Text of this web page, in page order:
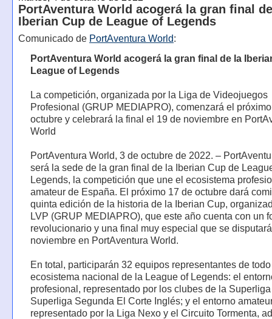
PortAventura World acogerá la gran final
Iberian Cup de League of Legends
Comunicado de PortAventura World:
PortAventura World acogerá la gran final de la
League of Legends
La competición, organizada por la Liga de Videojuegos
Profesional (GRUP MEDIAPRO), comenzará el
octubre y celebrará la final el 19 de noviembre en
World
PortAventura World, 3 de octubre de 2022. –
será la sede de la gran final de la Iberian Cup de
Legends, la competición que une el ecosistema
amateur de España. El próximo 17 de octubre dará
quinta edición de la historia de la Iberian Cup,
LVP (GRUP MEDIAPRO), que este año cuenta con un
revolucionario y una final muy especial que se
noviembre en PortAventura World.
En total, participarán 32 equipos representantes de
ecosistema nacional de la League of Legends: el
profesional, representado por los clubes de la
Superliga Segunda El Corte Inglés; y el entorno
representado por la Liga Nexo y el Circuito Tormenta,